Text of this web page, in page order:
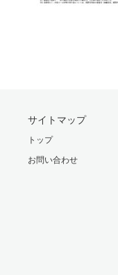
サイトマップ
トップ
お問い合わせ